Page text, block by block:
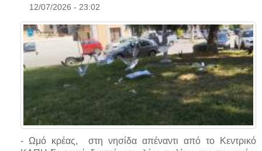
12/07/2026 - 23:02
- Ωμό κρέας, στη νησίδα απέναντι από το Κεντρικό